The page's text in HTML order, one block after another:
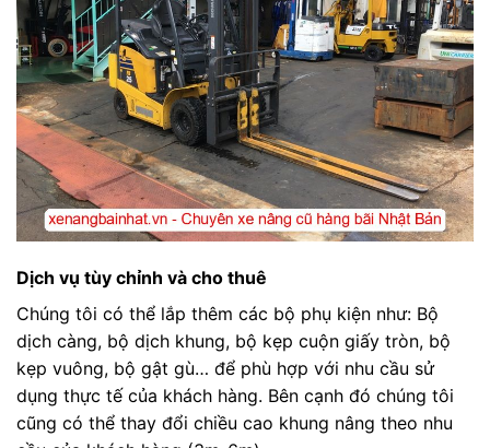
Dịch vụ tùy chỉnh và cho thuê
Chúng tôi có thể lắp thêm các bộ phụ kiện như: Bộ
dịch càng, bộ dịch khung, bộ kẹp cuộn giấy tròn, bộ
kẹp vuông, bộ gật gù… để phù hợp với nhu cầu sử
dụng thực tế của khách hàng. Bên cạnh đó chúng tôi
cũng có thể thay đổi chiều cao khung nâng theo nhu